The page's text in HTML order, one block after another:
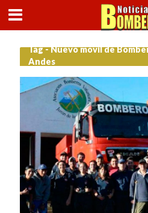
Tag - Nuevo móvil de
Andes